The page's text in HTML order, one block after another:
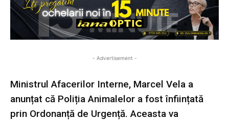
- Advertisement -
Ministrul Afacerilor Interne, Marcel Vela a
anunțat că Poliția Animalelor a fost înființată
prin Ordonanță de Urgență. Aceasta va